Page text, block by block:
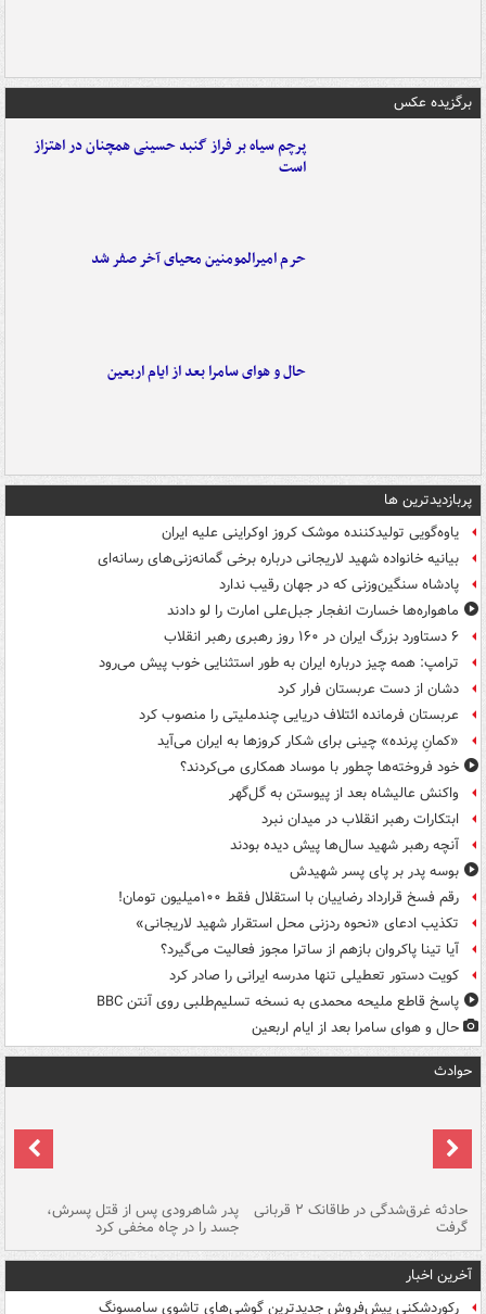
برگزیده عکس
پرچم سیاه بر فراز گنبد حسینی همچنان در اهتزاز
است
حرم امیرالمومنین محیای آخر صفر شد
حال و هوای سامرا بعد از ایام اربعین
پربازدیدترین ها
یاوه‌گویی تولیدکننده موشک کروز اوکراینی علیه ایران
بیانیه خانواده شهید لاریجانی درباره برخی گمانه‌زنی‌های رسانه‌ای
پادشاه سنگین‌وزنی که در جهان رقیب ندارد
ماهواره‌ها خسارت انفجار جبل‌علی امارت را لو دادند
۶ دستاورد بزرگ ایران در ۱۶۰ روز رهبری رهبر انقلاب
ترامپ: همه چیز درباره ایران به طور استثنایی خوب پیش می‌رود
دشان از دست عربستان فرار کرد
عربستان فرمانده ائتلاف دریایی چندملیتی را منصوب کرد
«کمانِ پرنده» چینی برای شکار کروزها به ایران می‌آید
خود فروخته‌ها چطور با موساد همکاری می‌کردند؟
واکنش عالیشاه بعد از پیوستن به گل‌گهر
ابتکارات رهبر انقلاب در میدان نبرد
آنچه رهبر شهید سال‌ها پیش دیده بودند
بوسه‌ پدر بر پای پسر شهیدش
رقم فسخ قرارداد رضاییان با استقلال فقط ۱۰۰میلیون تومان!
تکذیب ادعای «نحوه ردزنی محل استقرار شهید لاریجانی»
آیا تینا پاکروان بازهم از ساترا مجوز فعالیت می‌گیرد؟
کویت دستور تعطیلی تنها مدرسه ایرانی را صادر کرد
پاسخ قاطع ملیحه محمدی به نسخه تسلیم‌طلبی روی آنتن BBC
حال و هوای سامرا بعد از ایام اربعین
حوادث
حادثه غرق‌شدگی در طاقانک ۲ قربانی
گرفت
پدر شاهرودی پس از قتل پسرش،
جسد را در چاه مخفی کرد
آخرین اخبار
رکوردشکنی پیش‌فروش جدیدترین گوشی‌های تاشوی سامسونگ